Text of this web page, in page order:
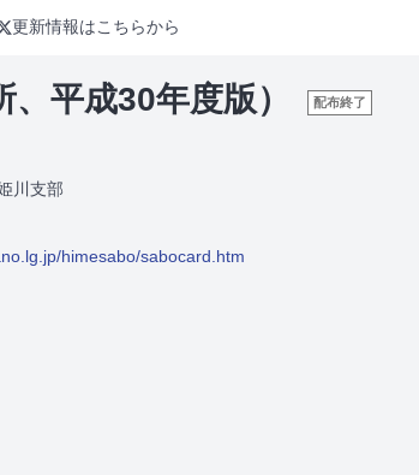
更新情報はこちらから
平成30年度版） 配布終了
川支部
himesabo/sabocard.htm